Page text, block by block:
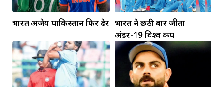
भारत अजेय पाकिस्तान फिर ढेर भारत ने छठी बार जीता
अंडर-19 विश्व कप